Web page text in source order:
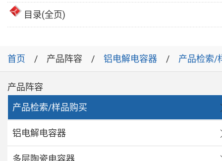
目录(全页)
首页 产品阵容 铝电解电容器 产品检索/
产品阵容
产品检索/样品购买
铝电解电容器
多层陶瓷电容器